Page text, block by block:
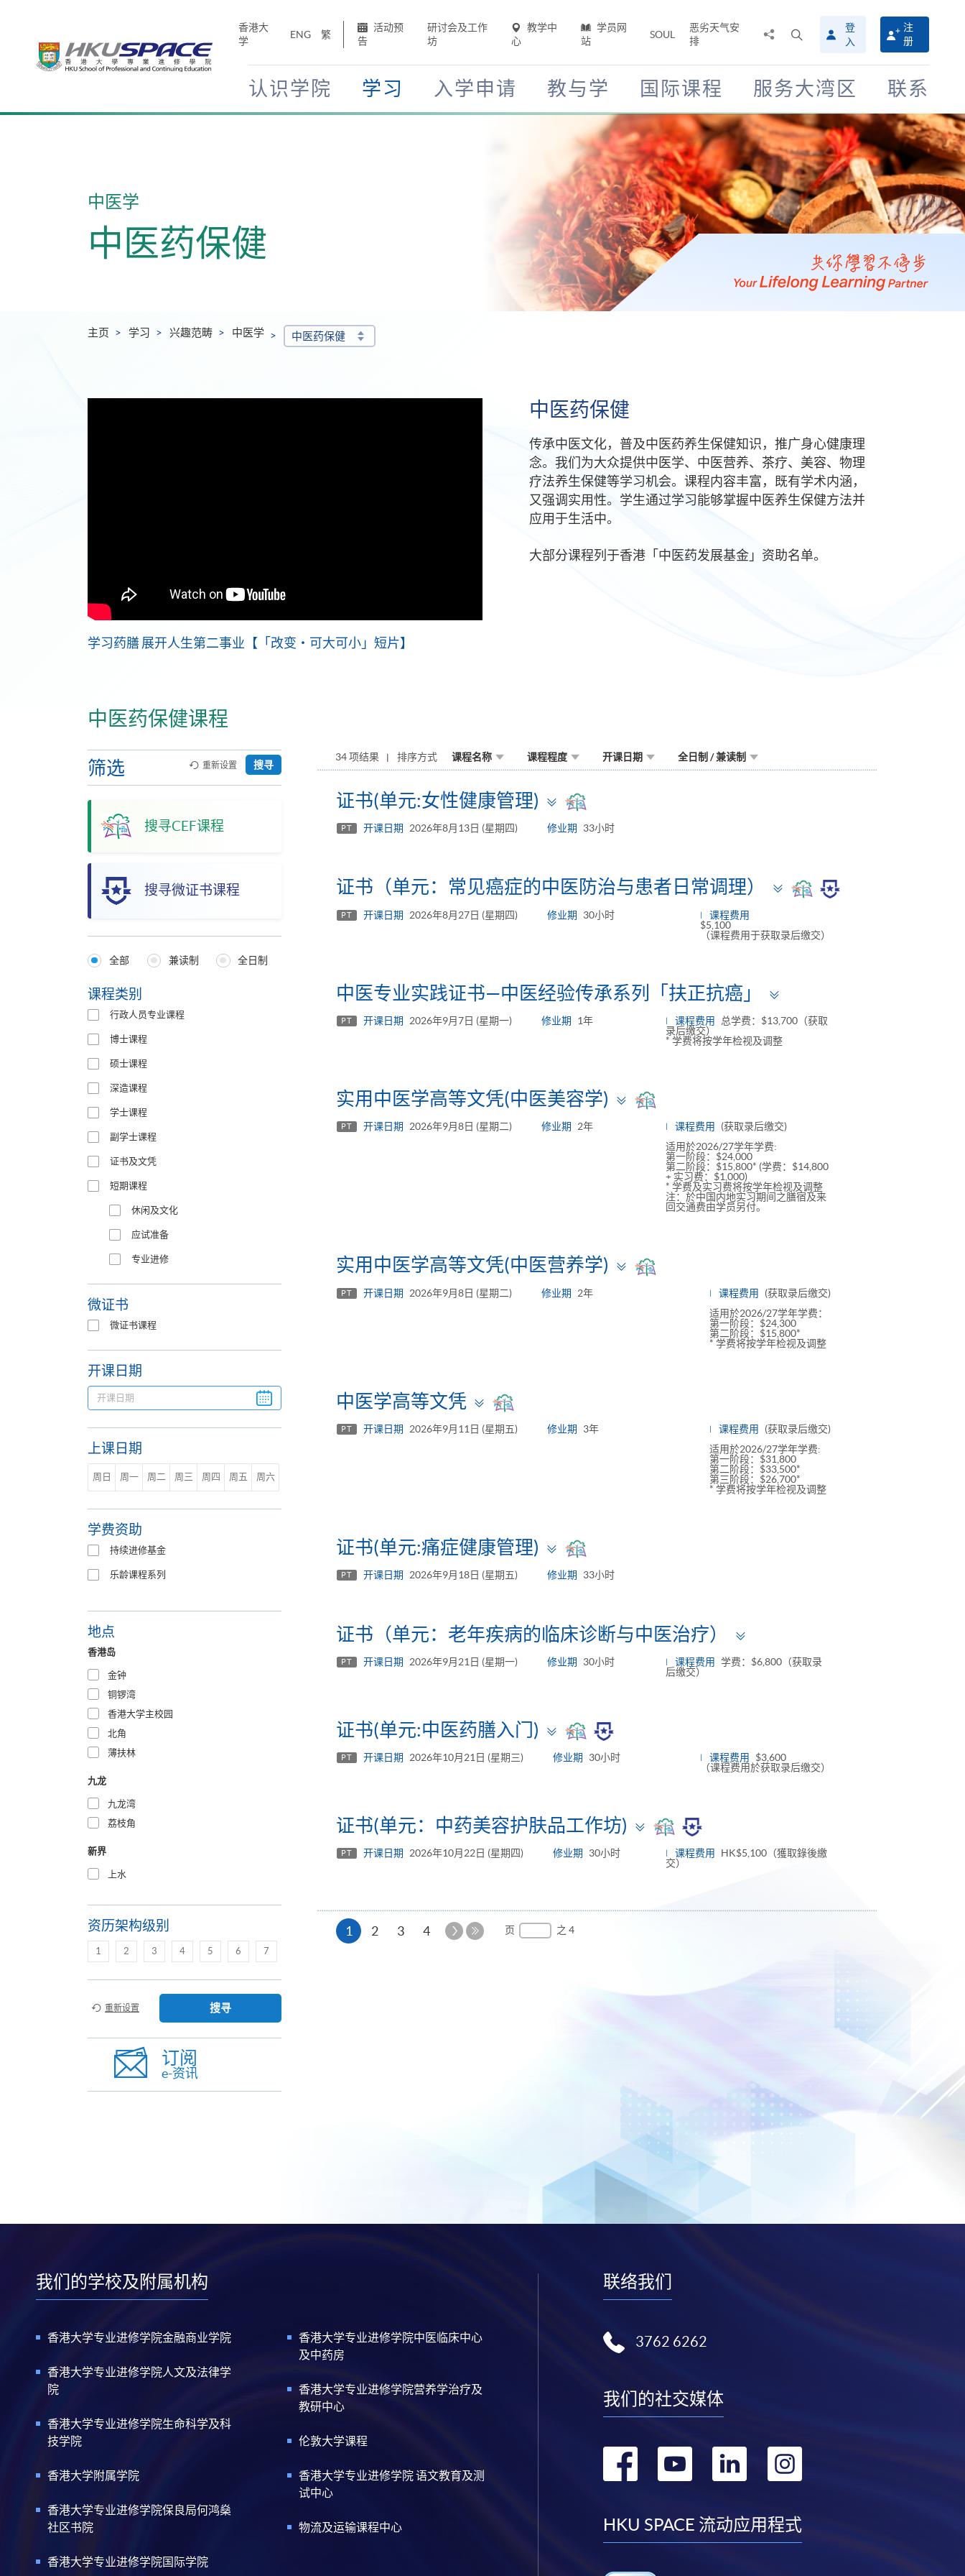
香港大
学
ENG 繁
活动预
告
研讨会及工作
坊
教学中
心
学员网
站
SOUL
恶劣天气安
排
搜
寻
介
面
登
入
注
册
认识学院 学习 入学申请 教与学 国际课程 服务大湾区 联系
Main
中医学
中医药保健
主页 学习 兴趣范畴 中医学 中医药保健
学习药膳 展开人生第二事业【「改变‧可大可小」短片】
中医药保健
传承中医文化，普及中医药养生保健知识，推广身心健康理
念。我们为大众提供中医学、中医营养、茶疗、美容、物理
疗法养生保健等学习机会。课程内容丰富，既有学术内涵，
又强调实用性。学生通过学习能够掌握中医养生保健方法并
应用于生活中。
大部分课程列于香港「中医药发展基金」资助名单。
中医药保健课程
筛选
搜寻CEF课程
搜寻微证书课程
重新设置 搜寻
Programmes
Type
全部 兼读制 全日制
课程类别
行政人员专业课程
博士课程
硕士课程
深造课程
学士课程
副学士课程
证书及文凭
短期课程
休闲及文化
应试准备
专业进修
微证书
微证书课程
开课日期
上课日期
周日 周一 周二 周三 周四 周五 周六
学费资助
持续进修基金
乐龄课程系列
地点
香港岛
金钟
铜锣湾
香港大学主校园
北角
薄扶林
九龙
九龙湾
荔枝角
新界
上水
资历架构级别
1 2 3 4 5 6 7
重新设置 搜寻
订阅
e-资讯
34 项结果 排序方式 课程名称 课程程度 开课日期 全日制 / 兼读制
证书(单元:女性健康管理)
Toggle
panel
PT 开课日期 2026年8月13日 (星期四) 修业期 33小时
证书（单元：常见癌症的中医防治与患者日常调理）
Toggle
PT 开课日期 2026年8月27日 (星期四) 修业期 30小时
课程费用
$5,100
（课程费用于获取录后缴交）
中医专业实践证书—中医经验传承系列「扶正抗癌」
panel
PT 开课日期 2026年9月7日 (星期一) 修业期 1年 课程费用
总学费：$13,700（获取
录后缴交）
* 学费将按学年检视及调整
实用中医学高等文凭(中医美容学)
Toggle
panel
PT 开课日期 2026年9月8日 (星期二) 修业期 2年 课程费用
(获取录后缴交)
适用於2026/27学年学费:
第一阶段：$24,000
第二阶段：$15,800* (学费：$14,800
+ 实习费：$1,000)
* 学费及实习费将按学年检视及调整
注：於中国内地实习期间之膳宿及来
回交通费由学员另付。
实用中医学高等文凭(中医营养学)
Toggle
PT 开课日期 2026年9月8日 (星期二) 修业期 2年 课程费用
(获取录后缴交)
适用於2026/27学年学费：
第一阶段：$24,300
第二阶段：$15,800*
* 学费将按学年检视及调整
中医学高等文凭
Toggle
panel
PT 开课日期 2026年9月11日 (星期五) 修业期 3年 课程费用
(获取录后缴交)
适用於2026/27学年学费:
第一阶段：$31,800
第二阶段：$33,500*
第三阶段：$26,700*
* 学费将按学年检视及调整
证书(单元:痛症健康管理)
Toggle
panel
PT 开课日期 2026年9月18日 (星期五) 修业期 33小时
证书（单元：老年疾病的临床诊断与中医治疗）
panel
PT 开课日期 2026年9月21日 (星期一) 修业期 30小时 课程费用
学费：$6,800（获取录
后缴交）
证书(单元:中医药膳入门)
Toggle
panel
PT 开课日期 2026年10月21日 (星期三) 修业期 30小时 课程费用
$3,600
（课程费用於获取录后缴交）
证书(单元：中药美容护肤品工作坊)
Toggle
panel
PT 开课日期 2026年10月22日 (星期四) 修业期 30小时 课程费用
HK$5,100（獲取錄後繳
交）
1 本
2 3 4
下
页 之 4
我们的学校及附属机构
香港大学专业进修学院金融商业学院
香港大学专业进修学院人文及法律学
院
香港大学专业进修学院生命科学及科
技学院
香港大学附属学院
香港大学专业进修学院保良局何鸿燊
社区书院
香港大学专业进修学院国际学院
香港大学专业进修学院中医临床中心
及中药房
香港大学专业进修学院营养学治疗及
教研中心
伦敦大学课程
香港大学专业进修学院 语文教育及测
试中心
物流及运输课程中心
联络我们
3762 6262
我们的社交媒体
转
facebook
转
youtube
转
linkedininstagram
HKU SPACE 流动应用程式